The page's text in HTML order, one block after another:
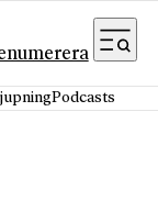
Podcasts